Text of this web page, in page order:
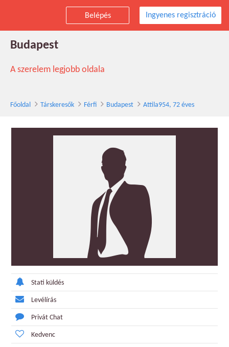
Belépés Ingyenes regisztráció
Attila954 társkereső férfi, 72 éves,
Budapest
A szerelem legjobb oldala
Főoldal Társkeresők Férfi Budapest Attila954, 72 éves
Stati küldés
Levélírás
Privát Chat
Kedvenc